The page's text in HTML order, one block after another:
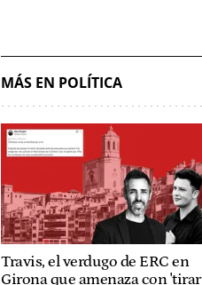
MÁS EN POLÍTICA
Travis, el verdugo de ERC en
Girona que amenaza con 'tirar